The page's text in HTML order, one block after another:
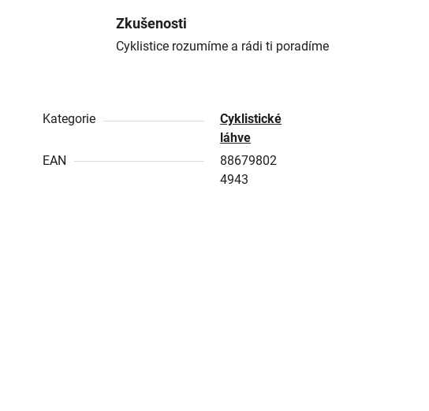
Zkušenosti
Cyklistice rozumíme a rádi ti poradíme
Kategorie
Cyklistické
láhve
EAN
88679802
4943